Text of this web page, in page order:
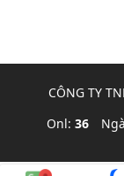
CÔNG TY
Onl: 36